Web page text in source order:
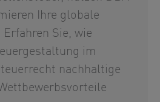
Ihre globale
Sie, wie
im
nachhaltige